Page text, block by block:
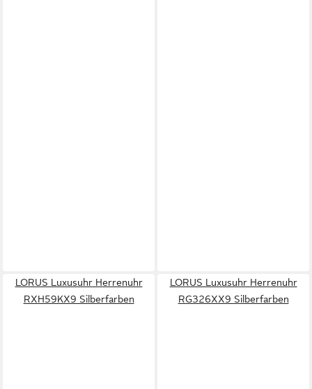
LORUS Luxusuhr Herrenuhr
RXH59KX9 Silberfarben
LORUS Luxusuhr Herrenuhr
RG326XX9 Silberfarben